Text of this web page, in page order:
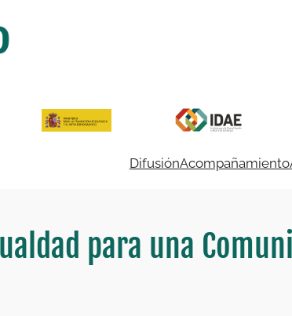
DifusiónAcompañamiento
para una